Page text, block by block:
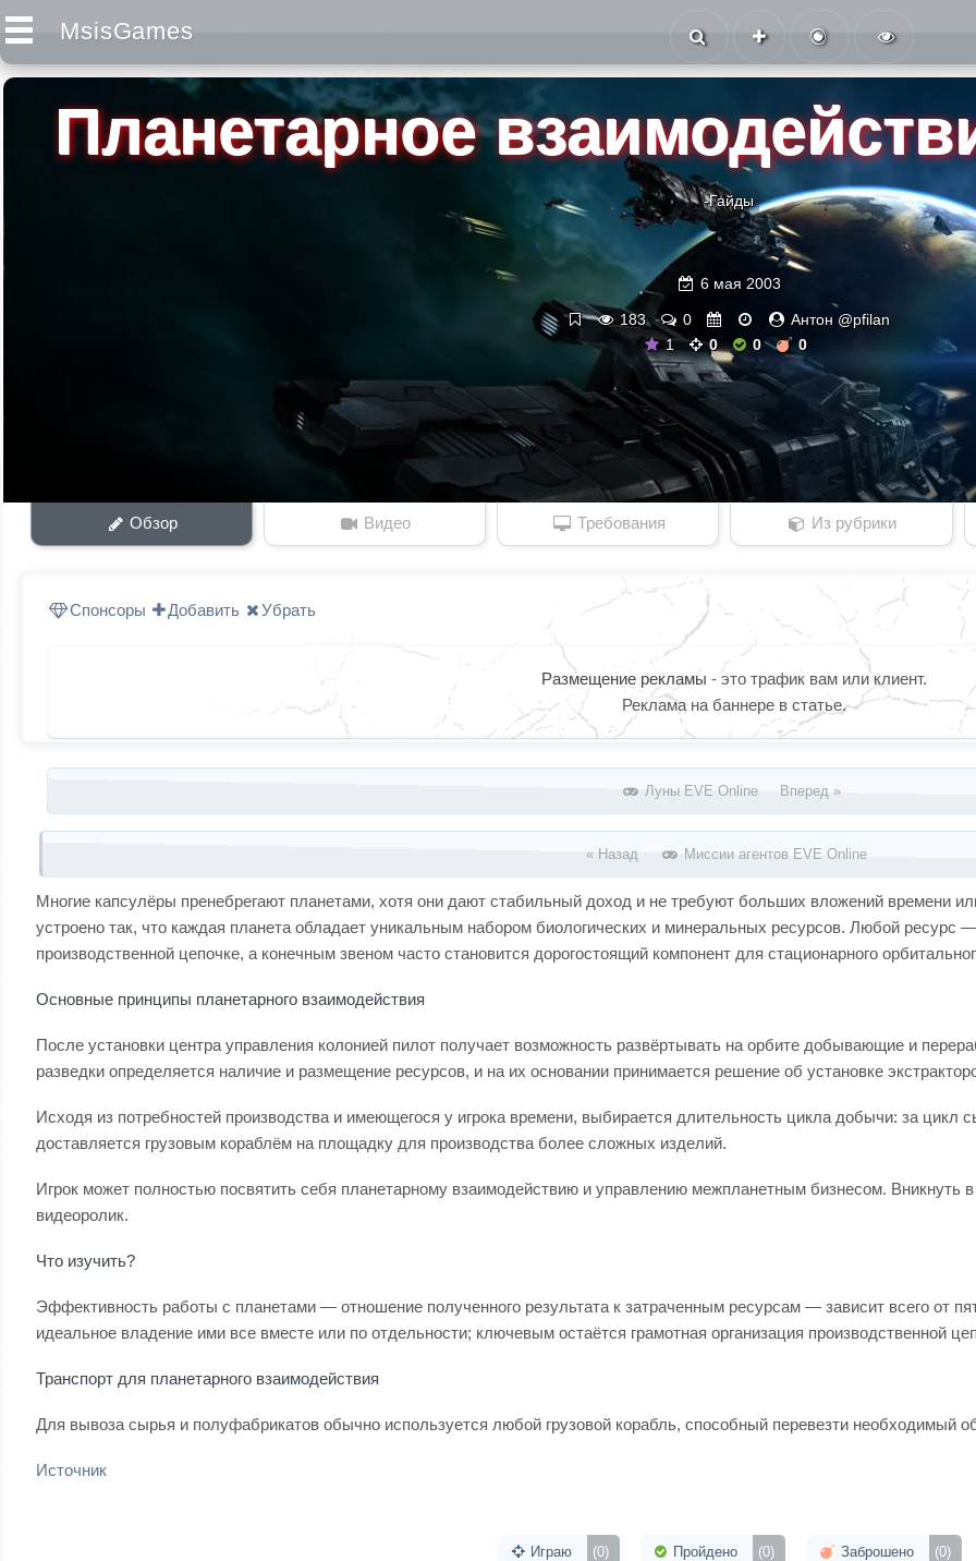
MsisGames
Планетарное
-Гайды
6 мая 2003
183 0
Антон @pfilan
1
0 0 0
Обзор Видео Требования Из рубрики
Спонсоры Добавить Убрать
Размещение рекламы - это трафик вам или клиент.
Реклама на баннере в статье.
Запись навигация
Луны EVE Online Вперед »
« Назад Миссии агентов EVE Online
Многие капсулёры пренебрегают планетами, хотя они дают стабильный доход и не требуют больших вложений времени
устроено так, что каждая планета обладает уникальным набором биологических и минеральных ресурсов. Любой ресурс
производственной цепочке, а конечным звеном часто становится дорогостоящий компонент для стационарного
Основные принципы планетарного взаимодействия
После установки центра управления колонией пилот получает возможность развёртывать на орбите добывающие и
разведки определяется наличие и размещение ресурсов, и на их основании принимается решение об установке
Исходя из потребностей производства и имеющегося у игрока времени, выбирается длительность цикла добычи: за цикл
доставляется грузовым кораблём на площадку для производства более сложных изделий.
Игрок может полностью посвятить себя планетарному взаимодействию и управлению межпланетным бизнесом. Вникнуть
видеоролик.
Что изучить?
Эффективность работы с планетами — отношение полученного результата к затраченным ресурсам — зависит всего от
идеальное владение ими все вместе или по отдельности; ключевым остаётся грамотная организация производственной
Транспорт для планетарного взаимодействия
Для вывоза сырья и полуфабрикатов обычно используется любой грузовой корабль, способный перевезти необходимый
Источник
Играю (0) Пройдено (0) Заброшено (0)